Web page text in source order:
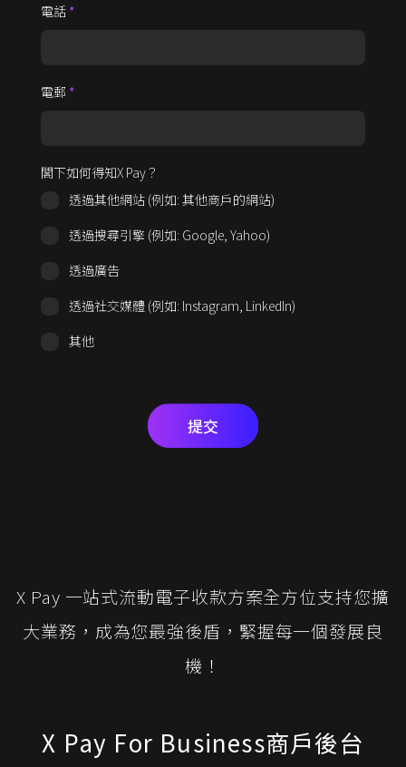
電話 *
電郵 *
閣下如何得知X Pay？
透過其他網站 (例如: 其他商戶的網站)
透過搜尋引擎 (例如: Google, Yahoo)
透過廣告
透過社交媒體 (例如: Instagram, LinkedIn)
其他
提交
X Pay 一站式流動電子收款方案全方位支持您擴
大業務，成為您最強後盾，緊握每一個發展良
機！
X Pay For Business商戶後台